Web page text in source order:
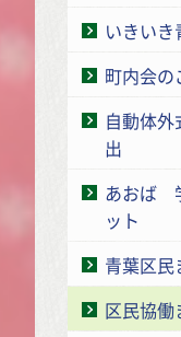
いきい
町内会の
自動体外
出
あおば
ット
青葉区民
区民協働